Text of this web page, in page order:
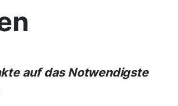
auf das Notwendigste